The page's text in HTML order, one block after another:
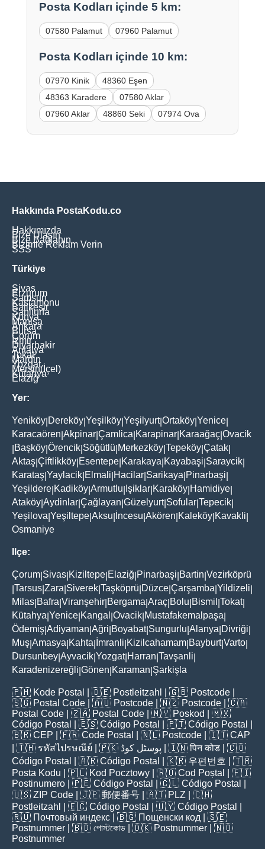
Posta Kodları içinde 5 km:
07580 Palamut 07960 Palamut
Posta Kodları içinde 10 km:
07970 Kinik
48360 Eşen
48363 Karadere
07580 Aklar
07960 Aklar
48860 Seki 07974 Ova
Hakkında PostaKodu.co
Hakkımızda
Bize Ulaşın
Bize Bağlanın
Bizimle Reklam Verin
SSS
Türkiye
Sivas
Erzurum
Samsun
Kastamonu
Balikesir
Şanliurfa
Konya
Manisa
Ankara
Bursa
Çorum
İzmir
Diyarbakir
Antalya
Tokat
Mardin
Yozgat
Mersin(İçel)
Kütahya
Elaziğ
Yer:
Yeniköy Dereköy Yeşilköy Yeşilyurt|Ortaköy Yenice
Karacaören Akpinar Çamlica Karapinar Karaağaç Ovacik
Başköy Örencik Söğütlü Merkezköy Tepeköy Çatak
Aktaş Çiftlikköy Esentepe Karakaya Kayabaşi Saraycik
Karataş Yaylacik Elmali Hacilar Sarikaya Pinarbaşi
Yeşildere Kadiköy Armutlu Işiklar Karaköy Hamidiye
Ataköy Aydinlar Çağlayan Güzelyurt| Sofular Tepecik
Yeşilova Yeşiltepe Aksu İncesu Akören Kaleköy Kavakli
Osmaniye
Ilçe:
Çorum Sivas Kiziltepe Elaziğ Pinarbaşi Bartin Vezirköprü
Tarsus Zara Siverek Taşköprü Düzce Çarşamba Yildizeli
Milas Bafra Viranşehir Bergama Araç Bolu Bismil Tokat|
Kütahya Yenice Kangal Ovacik Mustafakemalpaşa
Ödemiş Adiyaman Ağri Boyabat| Sungurlu Alanya Divriği
Muş Amasya Kahta İmranli Kizilcahamam Bayburt|Varto
Dursunbey Ayvacik Yozgat| Harran Tavşanli
Karadenizereğli Gönen Karaman Şarkişla
🇵🇭 Kode Postal | 🇩🇪 Postleitzahl | 🇬🇧 Postcode
🇸🇬 Postal Code | 🇦🇺 Postcode | 🇳🇿 Postcode | 🇨🇦
Postal Code | 🇿🇦 Postal Code | 🇲🇾 Poskod
| 🇲🇽
Código Postal
| 🇪🇸 Código Postal | 🇵🇹 Código Postal
🇧🇷 CEP | 🇫🇷 Code Postal | 🇳🇱 Postcode | 🇮🇹 CAP
| 🇹🇭 รหัสไปรษณีย์ | 🇵🇰 پوسٹل کوڈ | 🇮🇳पिन कोड | 🇨🇴
Código Postal
| 🇦🇷 Código Postal | 🇰🇷 우편번호
| 🇹🇷
Posta Kodu | 🇵🇱 Kod Pocztowy | 🇷🇴 Cod Poștal
| 🇫🇮
Postinumero | 🇵🇪 Código Postal | 🇨🇱 Código Postal
🇺🇸 ZIP Code | 🇯🇵 郵便番号 | 🇦🇹 PLZ | 🇨🇭
Postleitzahl
| 🇪🇨 Código Postal | 🇺🇾 Código Postal
🇷🇺 Почтовый индекс | 🇧🇬 Пощенски код | 🇸🇪
Postnummer | 🇧🇩 পোস্টকোড | 🇩🇰 Postnummer | 🇳🇴
Postnummer